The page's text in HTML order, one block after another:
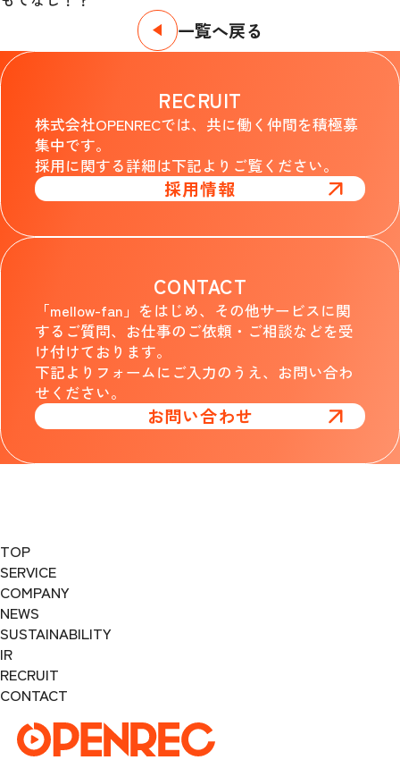
一覧へ戻る
RECRUIT
株式会社OPENRECでは、共に働く仲間を積極募
集中です。
採用に関する詳細は下記よりご覧ください。
採用情報
CONTACT
「mellow-fan」をはじめ、その他サービスに関
するご質問、お仕事のご依頼・ご相談などを受
け付けております。
下記よりフォームにご入力のうえ、お問い合わ
せください。
お問い合わせ
TOP
SERVICE
COMPANY
NEWS
SUSTAINABILITY
IR
RECRUIT
CONTACT